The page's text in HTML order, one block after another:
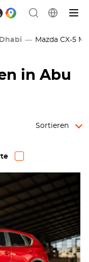
Mazda CX-5
in Abu
Sortieren